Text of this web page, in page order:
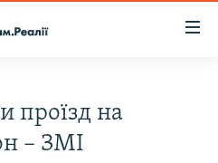
проїзд на
– ЗМІ